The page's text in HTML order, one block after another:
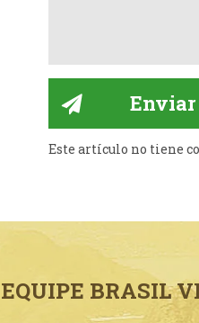
Este artículo no tiene
EQUIPE BRASIL